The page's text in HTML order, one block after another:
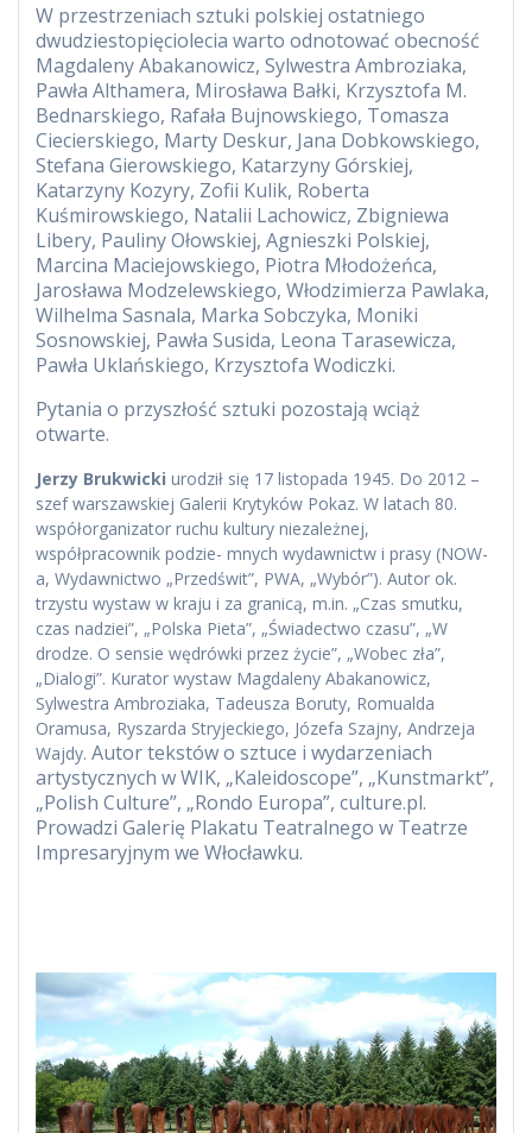
W przestrzeniach sztuki polskiej ostatniego
dwudziestopięciolecia warto odnotować obecność
Magdaleny Abakanowicz, Sylwestra Ambroziaka,
Pawła Althamera, Mirosława Bałki, Krzysztofa M.
Bednarskiego, Rafała Bujnowskiego, Tomasza
Ciecierskiego, Marty Deskur, Jana Dobkowskiego,
Stefana Gierowskiego, Katarzyny Górskiej,
Katarzyny Kozyry, Zofii Kulik, Roberta
Kuśmirowskiego, Natalii Lachowicz, Zbigniewa
Libery, Pauliny Ołowskiej, Agnieszki Polskiej,
Marcina Maciejowskiego, Piotra Młodożeńca,
Jarosława Modzelewskiego, Włodzimierza Pawlaka,
Wilhelma Sasnala, Marka Sobczyka, Moniki
Sosnowskiej, Pawła Susida, Leona Tarasewicza,
Pawła Uklańskiego, Krzysztofa Wodiczki.
Pytania o przyszłość sztuki pozostają wciąż
otwarte.
Jerzy Brukwicki urodził się 17 listopada 1945. Do 2012 –
szef warszawskiej Galerii Krytyków Pokaz. W latach 80.
współorganizator ruchu kultury niezależnej,
współpracownik podzie- mnych wydawnictw i prasy (NOW-
a, Wydawnictwo „Przedświt”, PWA, „Wybór”). Autor ok.
trzystu wystaw w kraju i za granicą, m.in. „Czas smutku,
czas nadziei”, „Polska Pieta”, „Świadectwo czasu”, „W
drodze. O sensie wędrówki przez życie”, „Wobec zła”,
„Dialogi”. Kurator wystaw Magdaleny Abakanowicz,
Sylwestra Ambroziaka, Tadeusza Boruty, Romualda
Oramusa, Ryszarda Stryjeckiego, Józefa Szajny, Andrzeja
Wajdy. Autor tekstów o sztuce i wydarzeniach
artystycznych w WIK, „Kaleidoscope”, „Kunstmarkt”,
„Polish Culture”, „Rondo Europa”, culture.pl.
Prowadzi Galerię Plakatu Teatralnego w Teatrze
Impresaryjnym we Włocławku.